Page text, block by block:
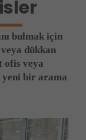
bulmak için
dükkan
ofis veya
yeni bir arama